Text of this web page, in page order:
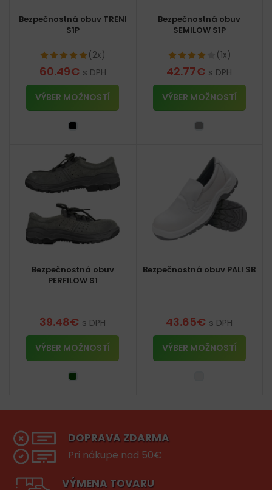
Bezpečnostná obuv TRENI
S1P
(2x)
60.49€ s DPH
VÝBER MOŽNOSTÍ
Bezpečnostná obuv
SEMILOW S1P
(1x)
42.77€ s DPH
VÝBER MOŽNOSTÍ
Bezpečnostná obuv
PERFILOW S1
39.48€ s DPH
VÝBER MOŽNOSTÍ
Bezpečnostná obuv PALI SB
43.65€ s DPH
VÝBER MOŽNOSTÍ
DOPRAVA ZDARMA
Pri nákupe nad 50€
VÝMENA TOVARU